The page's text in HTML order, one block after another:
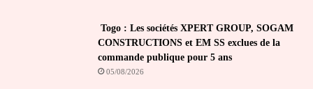
Togo : Les sociétés XPERT GROUP, SOGAM
CONSTRUCTIONS et EM SS exclues de la
commande publique pour 5 ans
05/08/2026